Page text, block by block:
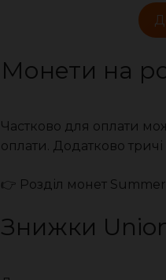
Монети на
Частково для оплати
оплати. Додатково
👉 Розділ монет
Знижки